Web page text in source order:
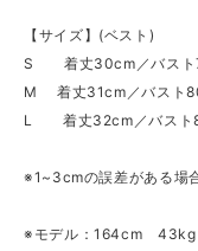
【サイズ】(ベスト)
S 着丈30cm／バスト
M 着丈31cm／バスト
L 着丈32cm／バスト
※1~3cmの誤差がある場
※モデル：164cm 43kg